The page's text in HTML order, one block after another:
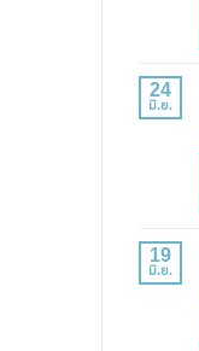
24
มิ.ย.
19
มิ.ย.